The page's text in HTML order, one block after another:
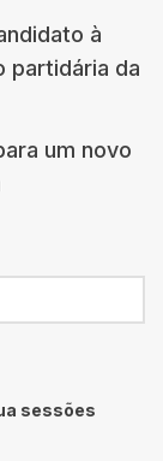
à
partidária da
um novo
sessões